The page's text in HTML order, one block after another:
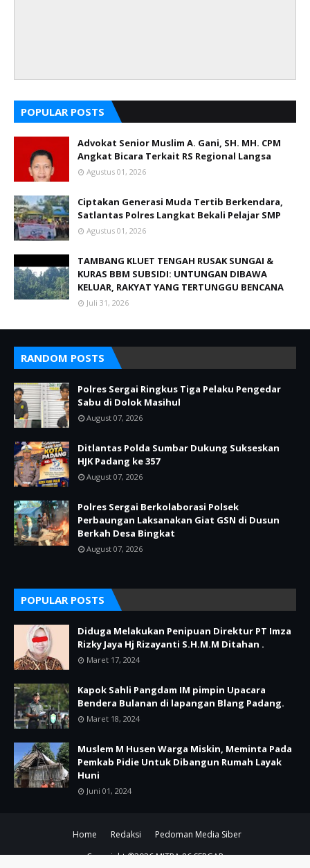
POPULAR POSTS
Advokat Senior Muslim A. Gani, SH. MH. CPM
Angkat Bicara Terkait RS Regional Langsa
Agustus 01, 2026
Ciptakan Generasi Muda Tertib Berkendara,
Satlantas Polres Langkat Bekali Pelajar SMP
Agustus 01, 2026
TAMBANG KLUET TENGAH RUSAK SUNGAI &
KURAS BBM SUBSIDI: UNTUNGAN DIBAWA
KELUAR, RAKYAT YANG TERTUNGGU BENCANA
Juli 31, 2026
RANDOM POSTS
Polres Sergai Ringkus Tiga Pelaku Pengedar
Sabu di Dolok Masihul
August 07, 2026
Ditlantas Polda Sumbar Dukung Sukseskan
HJK Padang ke 357
August 07, 2026
Polres Sergai Berkolaborasi Polsek
Perbaungan Laksanakan Giat GSN di Dusun
Berkah Desa Bingkat
August 07, 2026
POPULAR POSTS
Diduga Melakukan Penipuan Direktur PT Imza
Rizky Jaya Hj Rizayanti S.H.M.M Ditahan .
Maret 17, 2024
Kapok Sahli Pangdam IM pimpin Upacara
Bendera Bulanan di lapangan Blang Padang.
Maret 18, 2024
Muslem M Husen Warga Miskin, Meminta Pada
Pemkab Pidie Untuk Dibangun Rumah Layak
Huni
Juni 01, 2024
Home Redaksi
Pedoman Media Siber
Copyright ©2026MITRA 86 SERGAP